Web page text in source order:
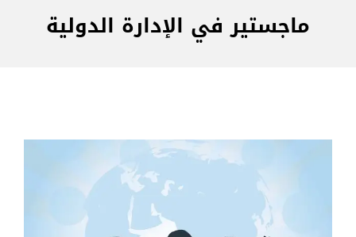
ماجستير في الإدارة الدولية